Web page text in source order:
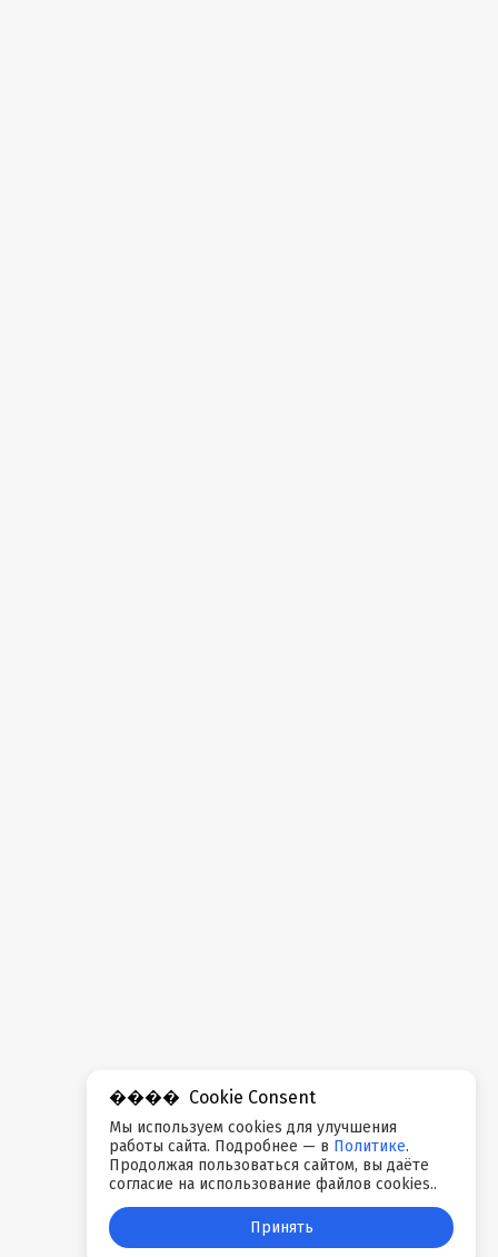
Cookie Consent
Мы используем cookies для улучшения
работы сайта. Подробнее — в Политике.
Продолжая пользоваться сайтом, вы даёте
согласие на использование файлов cookies..
Принять